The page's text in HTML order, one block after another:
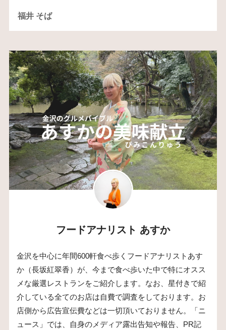
福井 そば
フードアナリスト あすか
金沢を中心に年間600軒食べ歩くフードアナリストあす
か（長坂紅翠香）が、今まで食べ歩いた中で特にオスス
メな厳選レストランをご紹介します。なお、星付きで紹
介している全てのお店は自費で調査をしております。お
店側から広告宣伝費などは一切頂いておりません。「ニ
ュース」では、自身のメディア露出告知や報告、PR記